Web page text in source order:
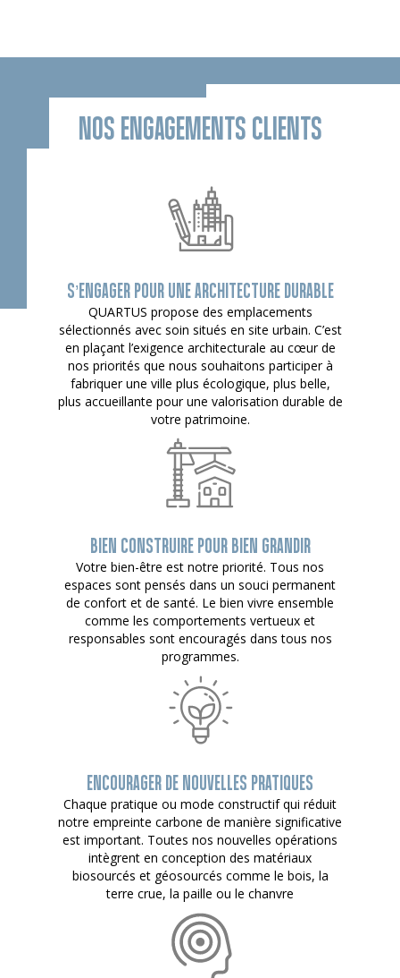
NOS ENGAGEMENTS CLIENTS
S’ENGAGER POUR UNE ARCHITECTURE DURABLE
QUARTUS propose des emplacements
sélectionnés avec soin situés en site urbain. C’est
en plaçant l’exigence architecturale au cœur de
nos priorités que nous souhaitons participer à
fabriquer une ville plus écologique, plus belle,
plus accueillante pour une valorisation durable de
votre patrimoine.
BIEN CONSTRUIRE POUR BIEN GRANDIR
Votre bien-être est notre priorité. Tous nos
espaces sont pensés dans un souci permanent
de confort et de santé. Le bien vivre ensemble
comme les comportements vertueux et
responsables sont encouragés dans tous nos
programmes.
ENCOURAGER DE NOUVELLES PRATIQUES
Chaque pratique ou mode constructif qui réduit
notre empreinte carbone de manière significative
est important. Toutes nos nouvelles opérations
intègrent en conception des matériaux
biosourcés et géosourcés comme le bois, la
terre crue, la paille ou le chanvre